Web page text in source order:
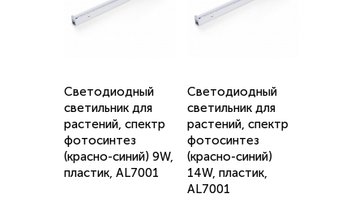
Светодиодный
светильник для
растений, спектр
фотосинтез
(красно-синий) 9W,
пластик, AL7001
Светодиодный
светильник для
растений, спектр
фотосинтез
(красно-синий)
14W, пластик,
AL7001